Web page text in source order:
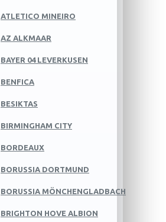
ATLETICO MINEIRO
AZ ALKMAAR
BAYER 04 LEVERKUSEN
BENFICA
BESIKTAS
BIRMINGHAM CITY
BORDEAUX
BORUSSIA DORTMUND
BORUSSIA MÖNCHENGLADBACH
BRIGHTON HOVE ALBION